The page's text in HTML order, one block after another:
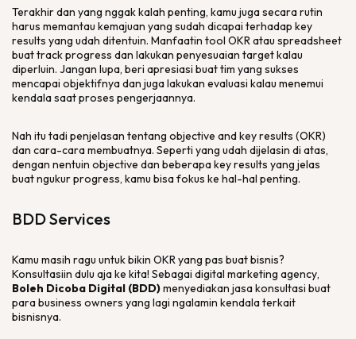
Terakhir dan yang nggak kalah penting, kamu juga secara rutin
harus memantau kemajuan yang sudah dicapai terhadap key
results yang udah ditentuin. Manfaatin tool OKR atau spreadsheet
buattrack progress dan lakukan penyesuaian target kalau
diperluin. Jangan lupa, beri apresiasi buat tim yang sukses
mencapai objektifnya dan juga lakukan evaluasi kalau menemui
kendala saat proses pengerjaannya.
Nah itu tadi penjelasan tentang objective and key results (OKR)
dan cara-cara membuatnya. Seperti yang udah dijelasin di atas,
dengan nentuin objective dan beberapakey results yang jelas
buat ngukur progress, kamu bisa fokus ke hal-hal penting.
BDDServices
Kamu masih ragu untuk bikin OKR yang pas buat bisnis?
Konsultasiin dulu aja ke kita! Sebagai digital marketing agency,
Boleh Dicoba Digital (BDD)menyediakan jasa konsultasi buat
parabusiness owners yang lagi ngalamin kendala terkait
bisnisnya.